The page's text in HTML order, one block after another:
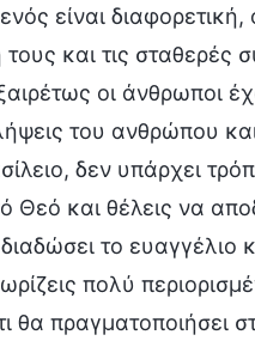
είναι διαφορετική,
και τις
οι άνθρωποι
του ανθρώπου
δεν υπάρχει
Θεό και θέλεις να
το
πολύ
θα